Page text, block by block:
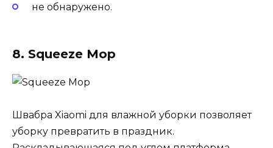
не обнаружено.
8. Squeeze Mop
Швабра Xiaomi для влажной уборки позволяет
уборку превратить в праздник.